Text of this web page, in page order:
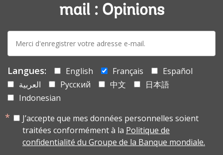
mail : Opinions
mail:
Langues: English Français
Español
العربية
Русский 中文
日本語
Indonesian
J’accepte que mes données personnelles soient
traitées conformément à la Politique de
confidentialité du Groupe de la Banque mondiale.